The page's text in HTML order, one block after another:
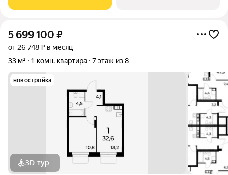
этажей) в Канавинском районе,
5 699 100 ₽
от 26 748 ₽ в месяц
33 м²
1-комн. квартира 7 этаж из 8
новостройка
3D-тур